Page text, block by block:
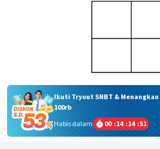
Ikuti Tryout SNBT &
100rb
Habis dalam
00 :14 :14 :50